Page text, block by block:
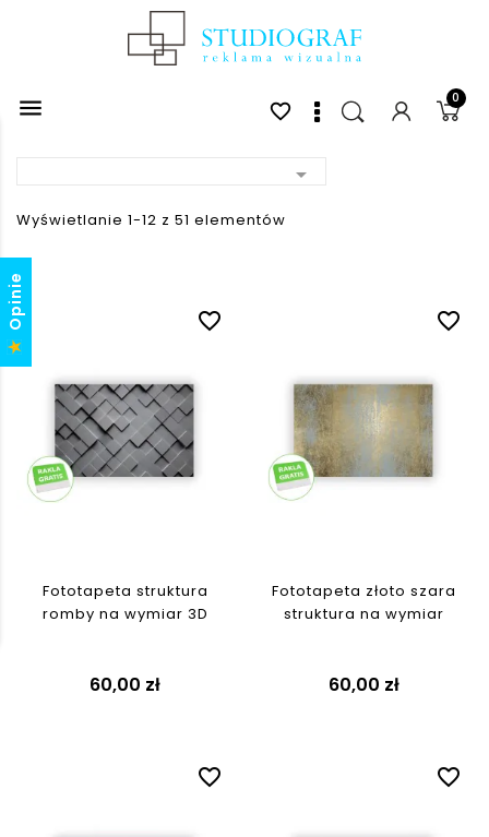
 0
favorite_border

Wyświetlanie 1-12 z 51 elementów
favorite_border
Fototapeta struktura
romby na wymiar 3D
60,00 zł
favorite_border
Fototapeta złoto szara
struktura na wymiar
60,00 zł
favorite_border favorite_border
Opinie